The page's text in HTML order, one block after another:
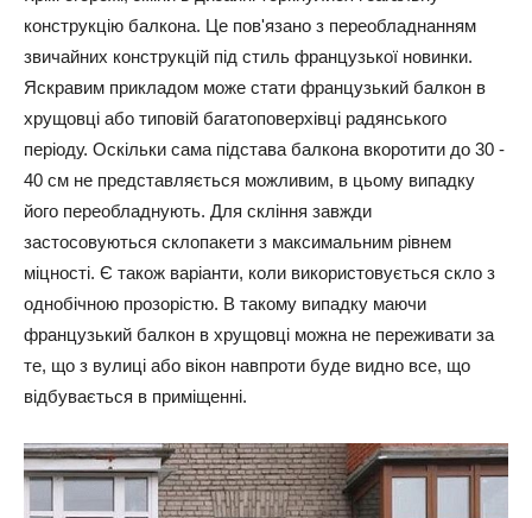
конструкцію балкона. Це пов'язано з переобладнанням
звичайних конструкцій під стиль французької новинки.
Яскравим прикладом може стати французький балкон в
хрущовці або типовій багатоповерхівці радянського
періоду. Оскільки сама підстава балкона вкоротити до 30 -
40 см не представляється можливим, в цьому випадку
його переобладнують. Для скління завжди
застосовуються склопакети з максимальним рівнем
міцності. Є також варіанти, коли використовується скло з
однобічною прозорістю. В такому випадку маючи
французький балкон в хрущовці можна не переживати за
те, що з вулиці або вікон навпроти буде видно все, що
відбувається в приміщенні.